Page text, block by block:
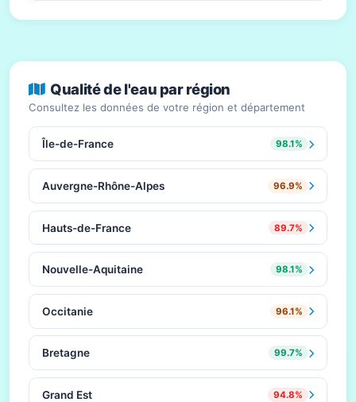
Qualité de l'eau par région
Consultez les données de votre région et département
Île-de-France 98.1%
Auvergne-Rhône-Alpes 96.9%
Hauts-de-France 89.7%
Nouvelle-Aquitaine 98.1%
Occitanie 96.1%
Bretagne 99.7%
Grand Est 94.8%